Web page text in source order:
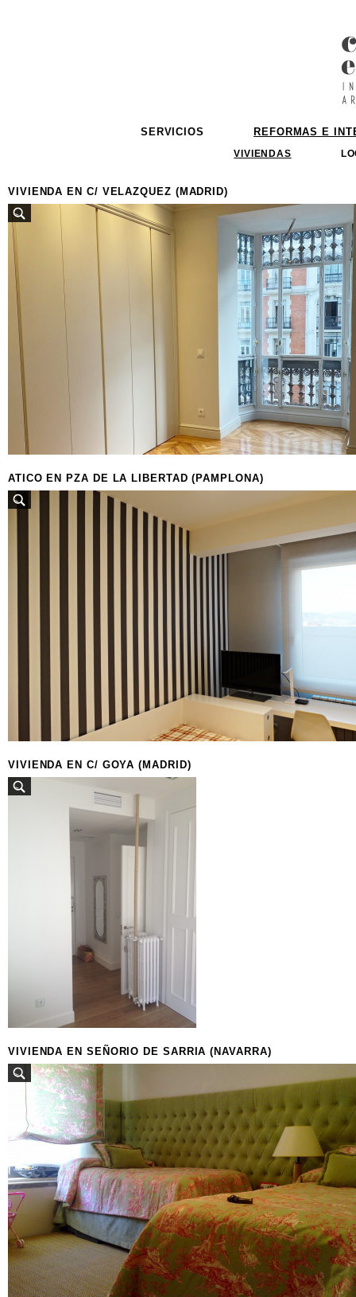
SERVICIOS REFORMAS E
VIVIENDAS
VIVIENDA EN C/ VELAZQUEZ (MADRID)
ATICO EN PZA DE LA LIBERTAD (PAMPLONA)
VIVIENDA EN C/ GOYA (MADRID)
VIVIENDA EN SEÑORIO DE SARRIA (NAVARRA)